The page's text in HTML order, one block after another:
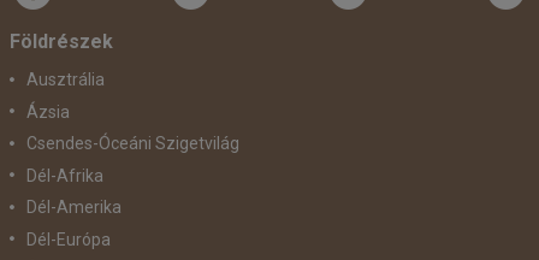
Földrészek
Ausztrália
Ázsia
Csendes-Óceáni Szigetvilág
Dél-Afrika
Dél-Amerika
Dél-Európa